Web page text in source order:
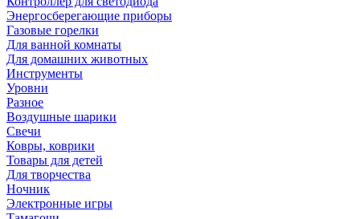
Энергосберегающие приборы
Газовые горелки
Для ванной комнаты
Для домашних животных
Инструменты
Уровни
Разное
Воздушные шарики
Свечи
Ковры, коврики
Товары для детей
Для творчества
Ночник
Электронные игры